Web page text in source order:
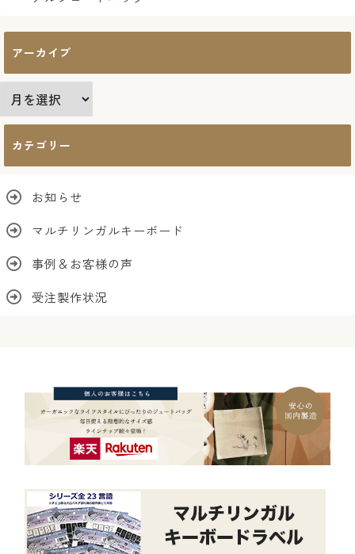
アーカイブ
ー
カ
ブ
カテゴリー
お知らせ
マルチリンガルキーボード
事例＆お客様の声
受注製作状況